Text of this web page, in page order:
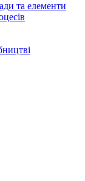
та елементи